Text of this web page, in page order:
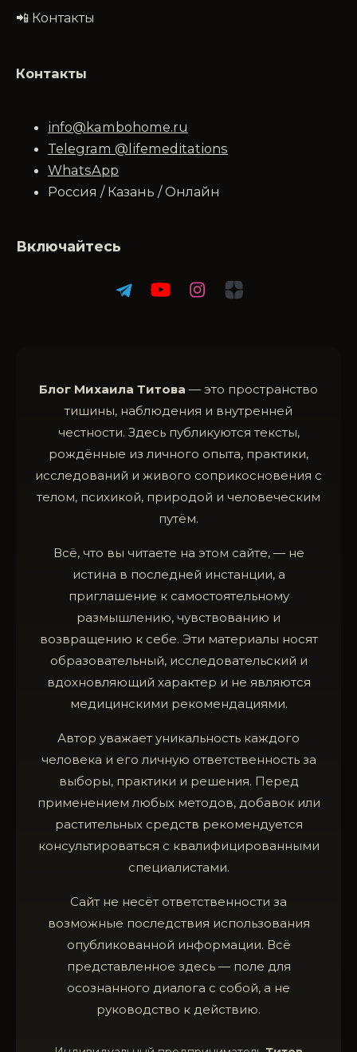
📲 Контакты
Контакты
info@kambohome.ru
Telegram @lifemeditations
WhatsApp
Россия / Казань / Онлайн
Включайтесь
Блог Михаила Титова — это пространство
тишины, наблюдения и внутренней
честности. Здесь публикуются тексты,
рождённые из личного опыта, практики,
исследований и живого соприкосновения с
телом, психикой, природой и человеческим
путём.
Всё, что вы читаете на этом сайте, — не
истина в последней инстанции, а
приглашение к самостоятельному
размышлению, чувствованию и
возвращению к себе. Эти материалы носят
образовательный, исследовательский и
вдохновляющий характер и не являются
медицинскими рекомендациями.
Автор уважает уникальность каждого
человека и его личную ответственность за
выборы, практики и решения. Перед
применением любых методов, добавок или
растительных средств рекомендуется
консультироваться с квалифицированными
специалистами.
Сайт не несёт ответственности за
возможные последствия использования
опубликованной информации. Всё
представленное здесь — поле для
осознанного диалога с собой, а не
руководство к действию.